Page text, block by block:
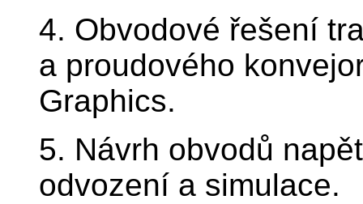
4. Obvodové řešení
a proudového
Graphics.
5. Návrh obvodů
odvození a simulace.